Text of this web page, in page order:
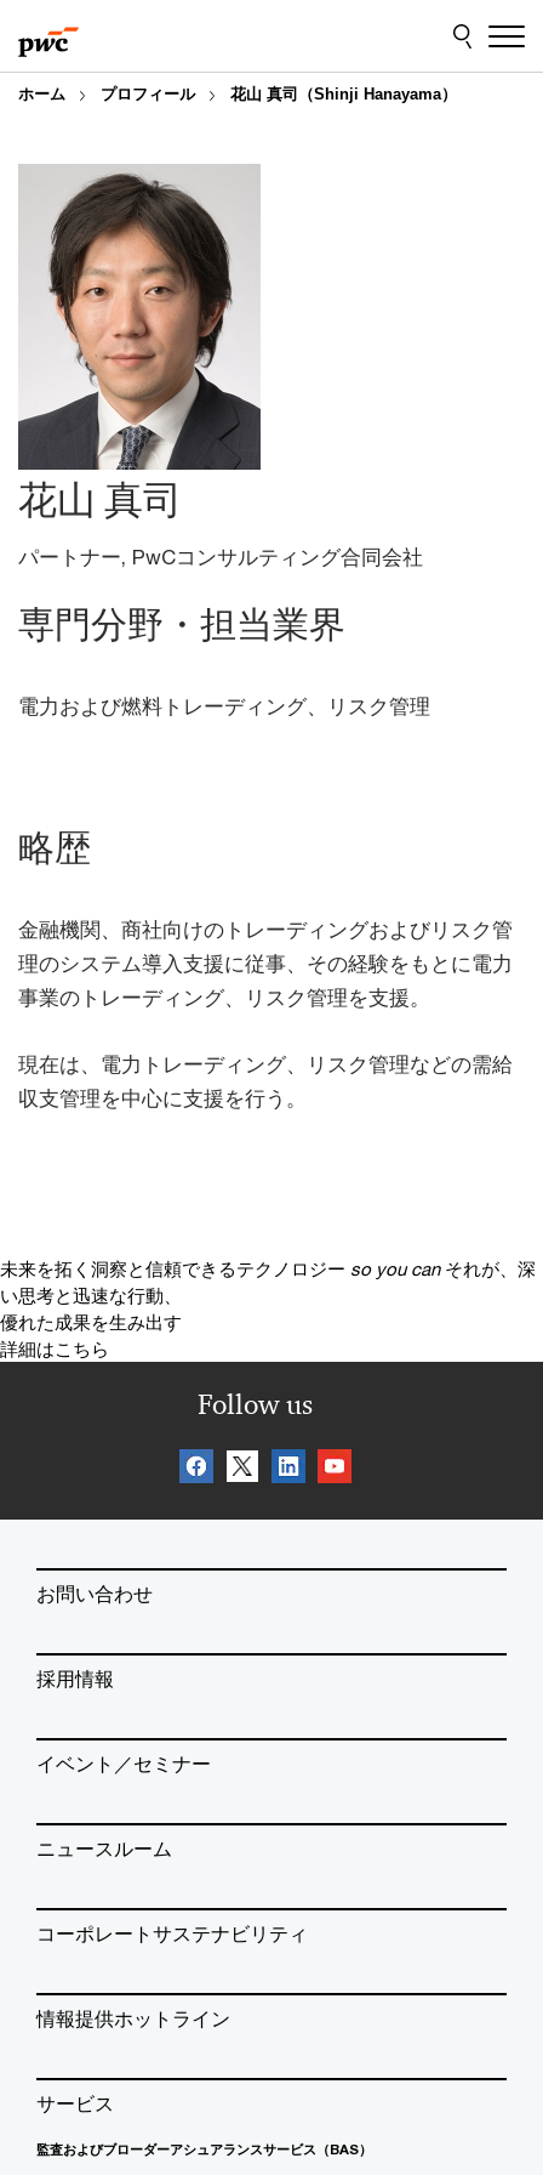
to
content
to
footer
ホーム プロフィール 花山 真司（Shinji Hanayama）
花山 真司
パートナー, PwCコンサルティング合同会社
専門分野・担当業界
電力および燃料トレーディング、リスク管理
略歴
金融機関、商社向けのトレーディングおよびリスク管
理のシステム導入支援に従事、その経験をもとに電力
事業のトレーディング、リスク管理を支援。
現在は、電力トレーディング、リスク管理などの需給
収支管理を中心に支援を行う。
未来を拓く洞察と信頼できるテクノロジー so you can それが、深
い思考と迅速な行動、
優れた成果を生み出す
詳細はこちら
Follow us
お問い合わせ
採用情報
イベント／セミナー
ニュースルーム
コーポレートサステナビリティ
情報提供ホットライン
サービス
監査およびブローダーアシュアランスサービス（BAS）